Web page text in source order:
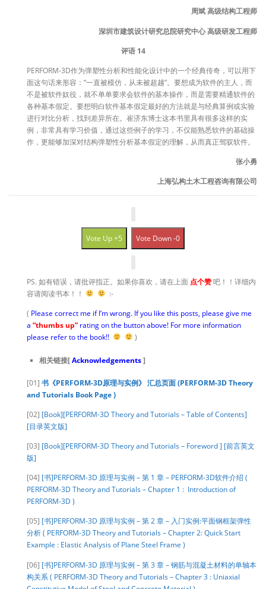
周斌 高级结构工程师
深圳市建筑设计研究总院研究中心 高级研发工程师
评语 14
PERFORM-3D作为弹塑性分析和性能化设计中的一个经典传奇，可以用下
面这句话来形容：“一直被模仿，从未被超越”。要想成为软件的主人，而
不是被软件奴役，就不单单要求会软件的基本操作，而是需要精通软件的
各种基本假定。要想明白软件基本假定最好的方法就是与经典算例或实验
进行对比分析，找到差异所在。崔济东博士这本书里具有很多这样的实
例，非常具有学习价值，通过这些例子的学习，不仅能熟悉软件的基础操
作，更能够加深对结构弹塑性分析基本假定的理解，从而真正驾驭软件。
张小勇
上海弘构土木工程咨询有限公司
Vote Up +5 Vote Down -0
PS. 如有错误，请批评指正。如果你喜欢，请在上面 点个赞吧！！详细内
容请阅读书本！！
:-
( Please correct me if I’m wrong. If you like this posts, please give me
a “thumbs up” rating on the button above! For more information
please refer to the book!!
)
相关链接[Acknowledgements]
[01] 书《PERFORM-3D原理与实例》 汇总页面 (PERFORM-3D Theory
and Tutorials Book Page )
[02] [Book][PERFORM-3D Theory and Tutorials – Table of Contents]
[目录英文版]
[03] [Book][PERFORM-3D Theory and Tutorials – Foreword ] [前言英文
版]
[04] [书]PERFORM-3D 原理与实例 – 第 1 章 – PERFORM-3D软件介绍 (
PERFORM-3D Theory and Tutorials – Chapter 1 : Introduction of
PERFORM-3D )
[05] [书]PERFORM-3D 原理与实例 – 第 2 章 – 入门实例:平面钢框架弹性
分析 ( PERFORM-3D Theory and Tutorials – Chapter 2: Quick Start
Example : Elastic Analysis of Plane Steel Frame )
[06] [书]PERFORM-3D 原理与实例 – 第 3 章 – 钢筋与混凝土材料的单轴本
构关系 ( PERFORM-3D Theory and Tutorials – Chapter 3 : Uniaxial